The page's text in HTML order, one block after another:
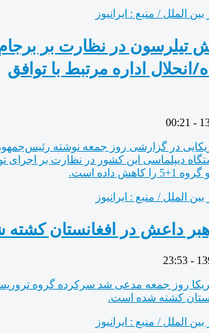
/ منبع : ایرانیوز
در نظارت بر برجام را
اداره مرتبط با توافق
در گزارشی روز جمعه نوشته رئیس‌جمهور
دیپلماسی این کشور در نظارت بر اجرای توافق
است.
/ منبع : ایرانیوز
داعش در افغانستان کشته شد
روز جمعه مدعی شد سرکرده گروه تروریستی
کشته شده است.
/ منبع : ایرانیوز